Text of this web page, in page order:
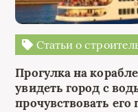
Статьи о
Прогулка на
увидеть город с
прочувствовать